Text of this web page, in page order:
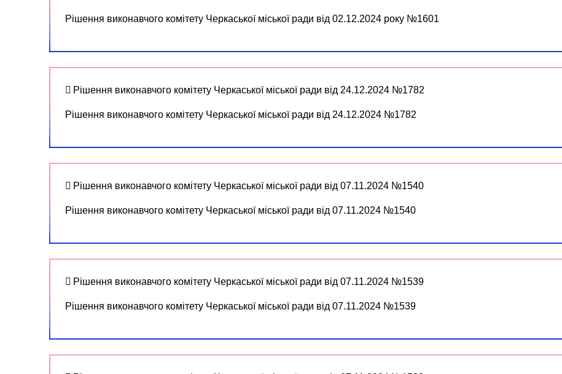
Рішення виконавчого комітету Черкаської міської ради від 02.12.2024 року №1601
Рішення виконавчого комітету Черкаської міської ради від 24.12.2024 №1782
Рішення виконавчого комітету Черкаської міської ради від 24.12.2024 №1782
Рішення виконавчого комітету Черкаської міської ради від 07.11.2024 №1540
Рішення виконавчого комітету Черкаської міської ради від 07.11.2024 №1540
Рішення виконавчого комітету Черкаської міської ради від 07.11.2024 №1539
Рішення виконавчого комітету Черкаської міської ради від 07.11.2024 №1539